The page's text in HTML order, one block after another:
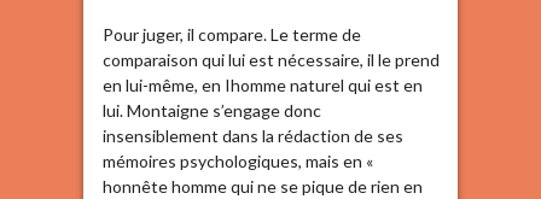
Pour juger, il compare. Le terme de
comparaison qui lui est nécessaire, il le prend
en lui-même, en Ihomme naturel qui est en
lui. Montaigne s’engage donc
insensiblement dans la rédaction de ses
mémoires psychologiques, mais en «
honnête homme qui ne se pique de rien en